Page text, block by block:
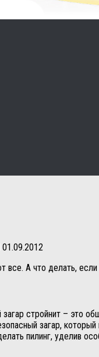
01.09.2012
все. А что делать,
стройнит – это
загар,
пилинг, уделив